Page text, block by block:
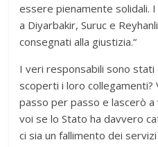
essere pienamente solidali.
a Diyarbakir, Suruc e
consegnati alla giustizia.“
I veri responsabili sono
scoperti i loro
passo per passo e lascerò
voi se lo Stato ha davvero
ci sia un fallimento dei